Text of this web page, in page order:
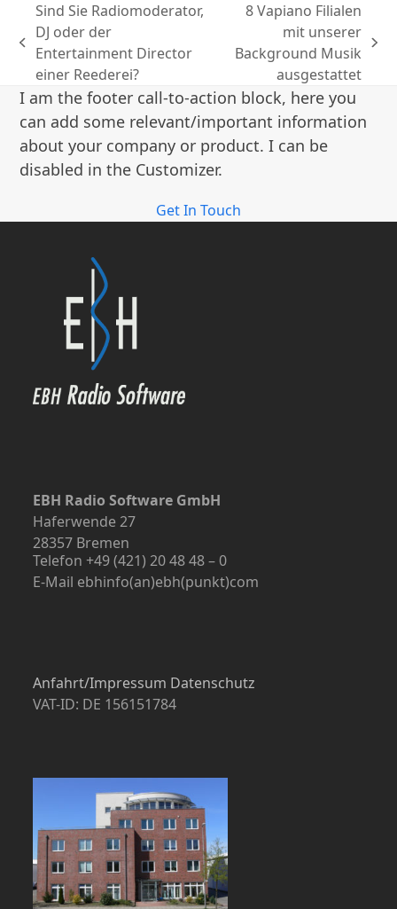
vorheriger
Beitrag:
Sind Sie Radiomoderator,
DJ oder der
Entertainment Director
einer Reederei?
Nächster
8 Vapiano Filialen
mit unserer
Background Musik
ausgestattet
I am the footer call-to-action block, here you
can add some relevant/important information
about your company or product. I can be
disabled in the Customizer.
Get In Touch
EBH Radio Software GmbH
Haferwende 27
28357 Bremen
Telefon +49 (421) 20 48 48 – 0
E-Mail ebhinfo(an)ebh(punkt)com
Anfahrt/Impressum Datenschutz
VAT-ID: DE 156151784